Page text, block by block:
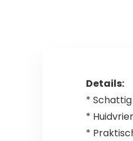
Details:
*
*
*